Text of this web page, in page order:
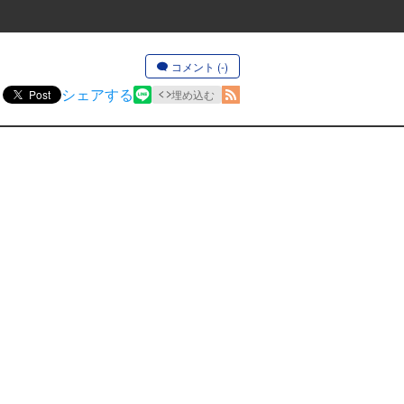
コメント (-)
Post シェアする 埋め込む